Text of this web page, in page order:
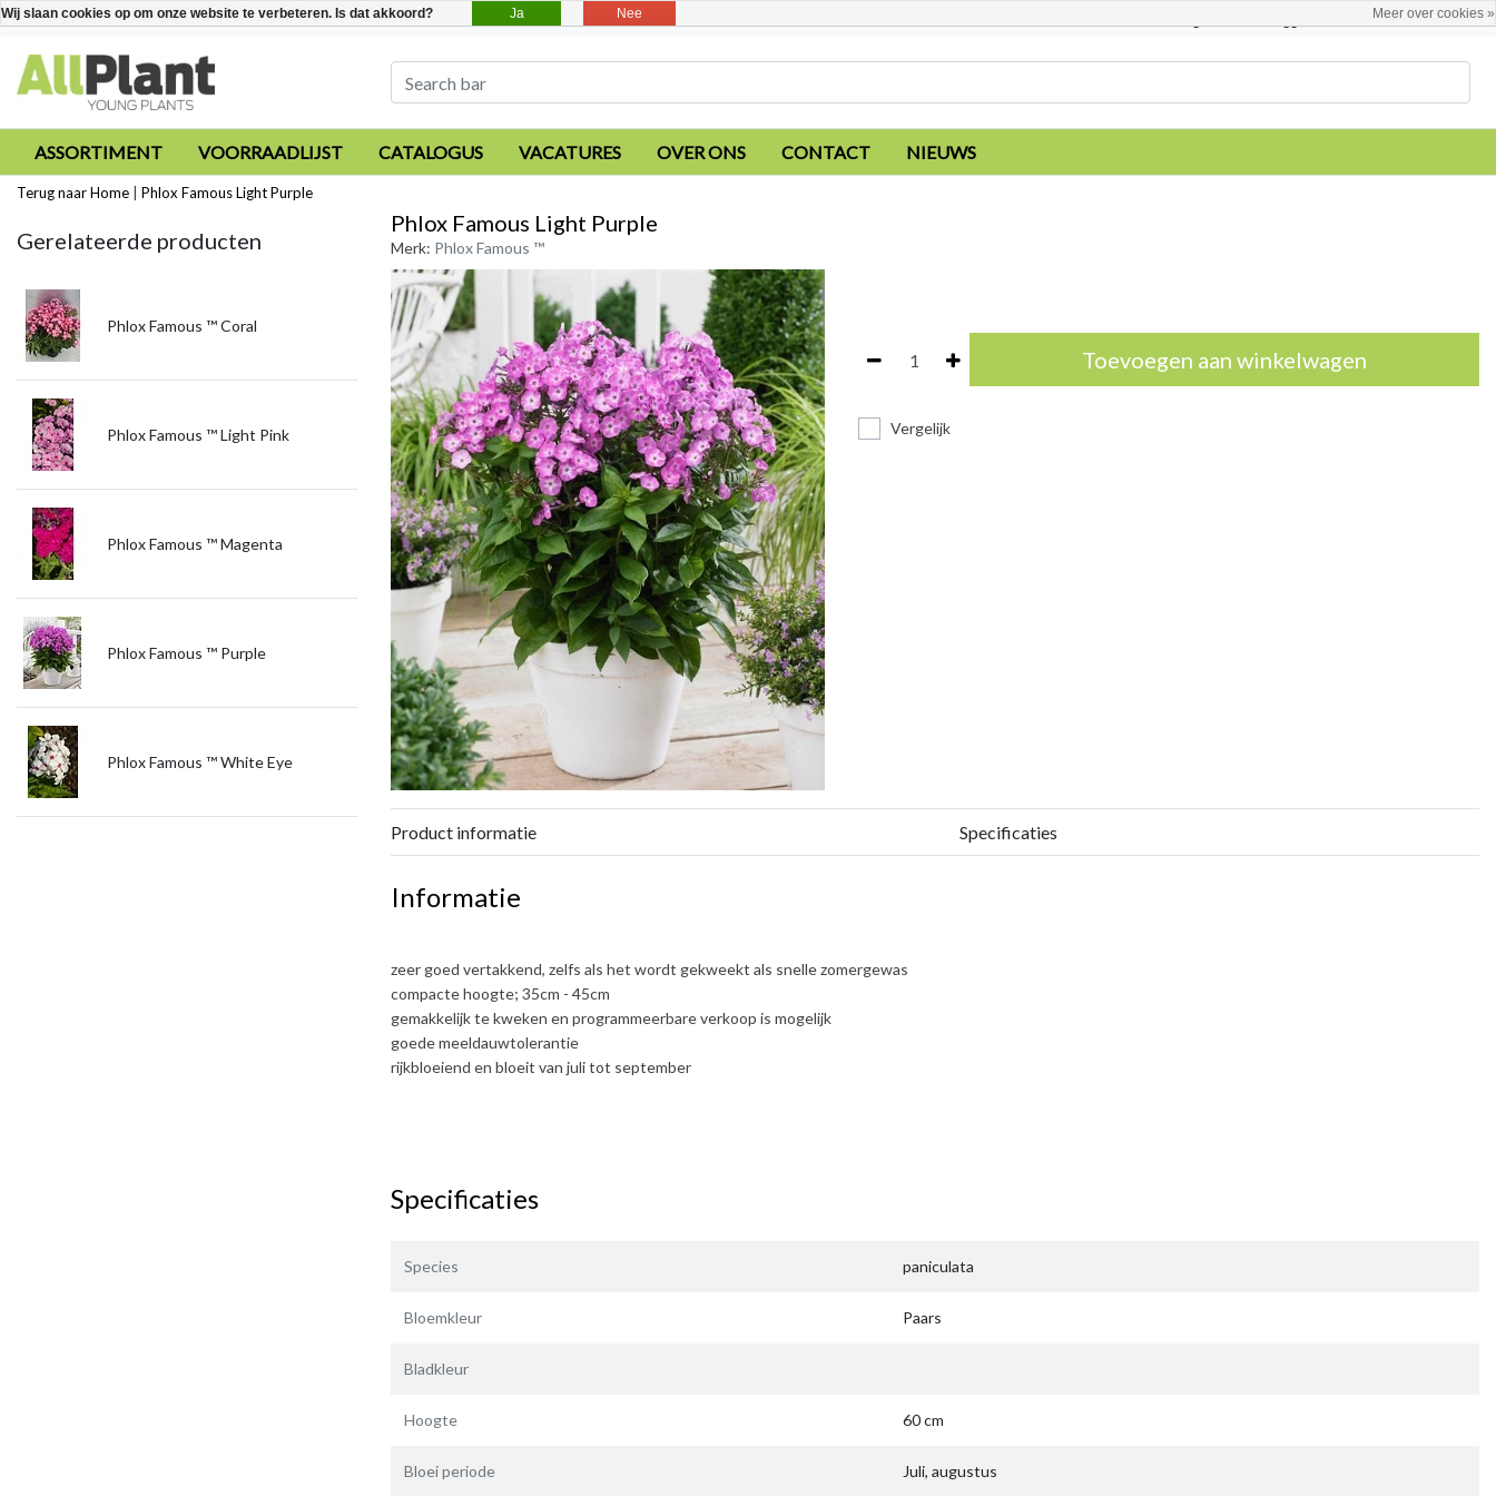
Nederlands
ASSORTIMENT VOORRAADLIJST CATALOGUS VACATURES OVER ONS CONTACT NIEUWS
Terug naar Home Phlox Famous Light Purple
Gerelateerde producten
Phlox Famous ™ Coral
Phlox Famous ™ Light Pink
Phlox Famous ™ Magenta
Phlox Famous ™ Purple
Phlox Famous ™ White Eye
Phlox Famous Light Purple
Merk: Phlox Famous ™
Toevoegen aan winkelwagen
Vergelijk
Product informatie Specificaties
Informatie
zeer goed vertakkend, zelfs als het wordt gekweekt als snelle zomergewas
compacte hoogte; 35cm - 45cm
gemakkelijk te kweken en programmeerbare verkoop is mogelijk
goede meeldauwtolerantie
rijkbloeiend en bloeit van juli tot september
Specificaties
Species paniculata
Bloemkleur Paars
Bladkleur
Hoogte 60 cm
Bloei periode Juli, augustus
Wij slaan cookies op om onze website te verbeteren. Is dat akkoord? Ja Nee Meer over cookies »